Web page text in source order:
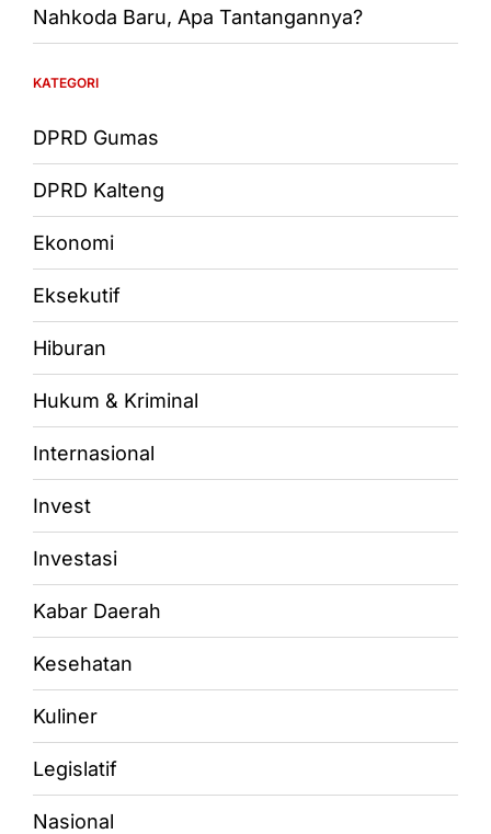
Nahkoda Baru, Apa Tantangannya?
KATEGORI
DPRD Gumas
DPRD Kalteng
Ekonomi
Eksekutif
Hiburan
Hukum & Kriminal
Internasional
Invest
Investasi
Kabar Daerah
Kesehatan
Kuliner
Legislatif
Nasional